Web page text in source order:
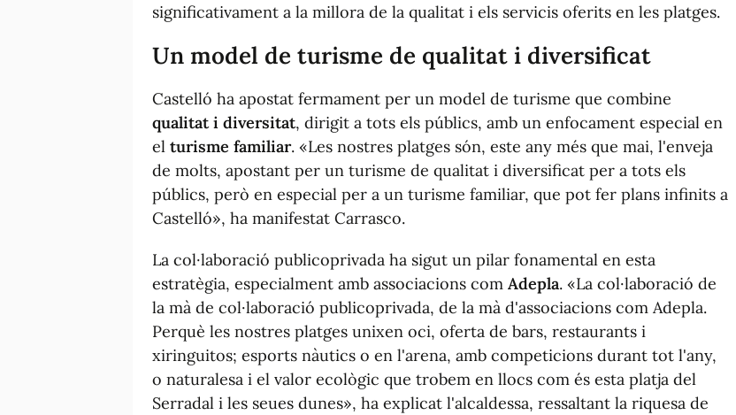
significativament a la millora de la qualitat i els servicis oferits en les platges.
Un model de turisme de qualitat i diversificat
Castelló ha apostat fermament per un model de turisme que combine
qualitat i diversitat, dirigit a tots els públics, amb un enfocament especial en
el turisme familiar. «Les nostres platges són, este any més que mai, l'enveja
de molts, apostant per un turisme de qualitat i diversificat per a tots els
públics, però en especial per a un turisme familiar, que pot fer plans infinits a
Castelló», ha manifestat Carrasco.
La col·laboració publicoprivada ha sigut un pilar fonamental en esta
estratègia, especialment amb associacions com Adepla. «La col·laboració de
la mà de col·laboració publicoprivada, de la mà d'associacions com Adepla.
Perquè les nostres platges unixen oci, oferta de bars, restaurants i
xiringuitos; esports nàutics o en l'arena, amb competicions durant tot l'any,
o naturalesa i el valor ecològic que trobem en llocs com és esta platja del
Serradal i les seues dunes», ha explicat l'alcaldessa, ressaltant la riquesa de